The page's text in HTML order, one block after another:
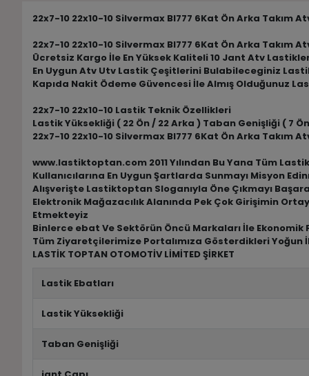
22x7-10 22x10-10 Silvermax Bl777 6Kat Ön Arka Takım
22x7-10 22x10-10 Silvermax Bl777 6Kat Ön Arka Takım
Ücretsiz Kargo İle En Yüksek Kaliteli 10 Jant Atv
En Uygun Atv Utv Lastik Çeşitlerini Bulabileceginiz
Kapıda Nakit Ödeme Güvencesi İle Almış Olduğunuz
22x7-10 22x10-10 Lastik Teknik Özellikleri
Lastik Yüksekliği ( 22 Ön / 22 Arka ) Taban Genişliği ( 7
22x7-10 22x10-10 Silvermax Bl777 6Kat Ön Arka Takım
www.lastiktoptan.com 2011 Yılından Bu Yana Tüm
Kullanıcılarına En Uygun Şartlarda Sunmayı Misyon
Alışverişte Lastiktoptan Sloganıyla Öne Çıkmayı
Elektronik Mağazacılık Alanında Pek Çok Girişimin
Etmekteyiz
Binlerce ebat Ve Sektörün Öncü Markaları İle
Tüm Ziyaretçilerimize Portalımıza Gösterdikleri Yoğun
LASTİK TOPTAN OTOMOTİV LİMİTED ŞİRKET
Lastik Ebatları
Lastik Yüksekliği
Taban Genişliği